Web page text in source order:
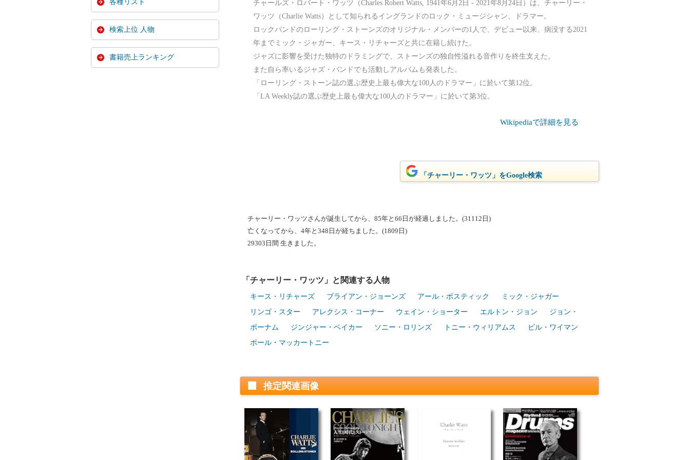
チャールズ・ロバート・ワッツ（Charles Robert Watts, 1941年6月2日 - 2021年8月24日）は、チャーリー・
ワッツ（Charlie Watts）として知られるイングランドのロック・ミュージシャン、ドラマー。
ロックバンドのローリング・ストーンズのオリジナル・メンバーの1人で、デビュー以来、病没する2021
年までミック・ジャガー、キース・リチャーズと共に在籍し続けた。
ジャズに影響を受けた独特のドラミングで、ストーンズの独自性溢れる音作りを終生支えた。
また自ら率いるジャズ・バンドでも活動しアルバムも発表した。
「ローリング・ストーン誌の選ぶ歴史上最も偉大な100人のドラマー」に於いて第12位。
「LA Weekly誌の選ぶ歴史上最も偉大な100人のドラマー」に於いて第3位。
Wikipediaで詳細を見る
「チャーリー・ワッツ」をGoogle検索
チャーリー・ワッツさんが誕生してから、85年と66日が経過しました。(31112日)
亡くなってから、4年と348日が経ちました。(1809日)
29303日間 生きました。
「チャーリー・ワッツ」と関連する人物
キース・リチャーズ ブライアン・ジョーンズ アール・ボスティック
ミック・ジャガー
リンゴ・スター
アレクシス・コーナー ウェイン・ショーター エルトン・ジョン
ジョン・
ボーナム
ジンジャー・ベイカー ソニー・ロリンズ トニー・ウィリアムス
ビル・ワイマン
ポール・マッカートニー
推定関連画像
各種リスト
検索上位 人物
書籍売上ランキング